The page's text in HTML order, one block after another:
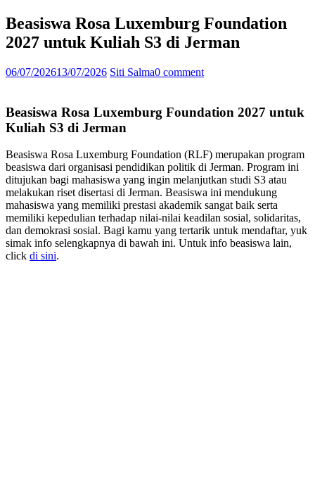
Beasiswa Rosa Luxemburg Foundation
2027 untuk Kuliah S3 di Jerman
06/07/202613/07/2026 Siti Salma0 comment
Beasiswa Rosa Luxemburg Foundation 2027 untuk
Kuliah S3 di Jerman
Beasiswa Rosa Luxemburg Foundation (RLF) merupakan program
beasiswa dari organisasi pendidikan politik di Jerman. Program ini
ditujukan bagi mahasiswa yang ingin melanjutkan studi S3 atau
melakukan riset disertasi di Jerman. Beasiswa ini mendukung
mahasiswa yang memiliki prestasi akademik sangat baik serta
memiliki kepedulian terhadap nilai-nilai keadilan sosial, solidaritas,
dan demokrasi sosial. Bagi kamu yang tertarik untuk mendaftar, yuk
simak info selengkapnya di bawah ini. Untuk info beasiswa lain,
click di sini.